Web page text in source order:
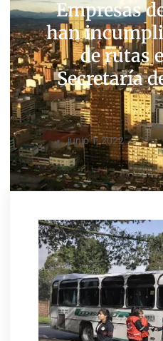
Empresas
han
de rutas
Secretaría
junio 1, 2022